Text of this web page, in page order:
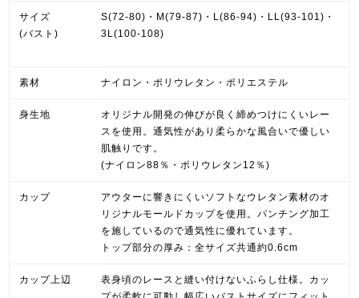
サイズ
(バスト)
S(72-80)・M(79-87)・L(86-94)・LL(93-101)・
3L(100-108)
素材 ナイロン・ポリウレタン・ポリエステル
身生地
オリジナル開発の伸びが良く締めつけにくいレー
スを使用。通気性があり柔らかな風合いで優しい
肌触りです。
(ナイロン88％・ポリウレタン12％)
カップ
アウターに響きにくいソフトなウレタン素材のオ
リジナルモールドカップを使用。パンチング加工
を施しているので通気性に優れています。
トップ部分の厚み：全サイズ共通約0.6cm
カップ上辺
表身頃のレースと縫い付けないふらし仕様。カッ